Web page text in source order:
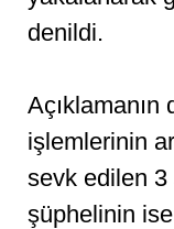
denildi.
Açıklamanın
işlemlerinin
sevk edilen 3
şüphelinin